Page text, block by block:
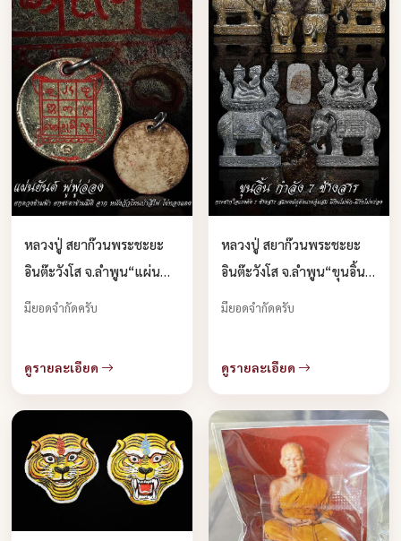
หลวงปู่ สยาก๊วนพระชะยะ
อินต๊ะวังโส จ.ลำพูน“แผ่น
ยันต์ พู่พู่อ่องยกดวงข้ามฟ้า“
มียอดจำกัดครับ
ดูรายละเอียด
หลวงปู่ สยาก๊วนพระชะยะ
อินต๊ะวังโส จ.ลำพูน“ขุนอิ้น
กำลัง 7 ช้างสาร กระชากใจ
มียอดจำกัดครับ
ดูรายละเอียด